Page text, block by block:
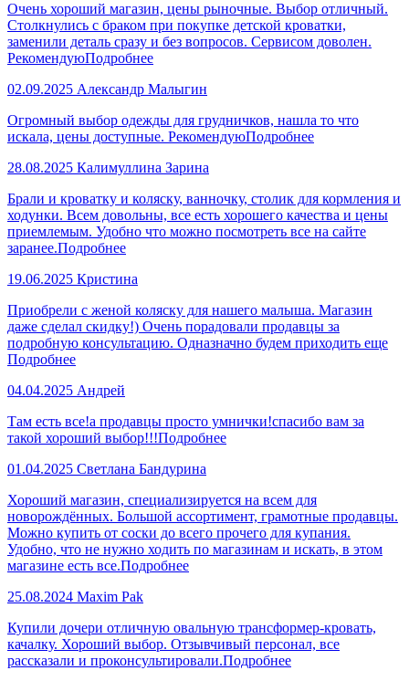
Очень хороший магазин, цены рыночные. Выбор отличный.
Столкнулись с браком при покупке детской кроватки,
заменили деталь сразу и без вопросов. Сервисом доволен.
РекомендуюПодробнее
02.09.2025 Александр Малыгин
Огромный выбор одежды для грудничков, нашла то что
искала, цены доступные. РекомендуюПодробнее
28.08.2025 Калимуллина Зарина
Брали и кроватку и коляску, ванночку, столик для кормления и
ходунки. Всем довольны, все есть хорошего качества и цены
приемлемым. Удобно что можно посмотреть все на сайте
заранее.Подробнее
19.06.2025 Кристина
Приобрели с женой коляску для нашего малыша. Магазин
даже сделал скидку!) Очень порадовали продавцы за
подробную консультацию. Одназначно будем приходить еще
Подробнее
04.04.2025 Андрей
Там есть все!а продавцы просто умнички!спасибо вам за
такой хороший выбор!!!Подробнее
01.04.2025 Светлана Бандурина
Хороший магазин, специализируется на всем для
новорождённых. Большой ассортимент, грамотные продавцы.
Можно купить от соски до всего прочего для купания.
Удобно, что не нужно ходить по магазинам и искать, в этом
магазине есть все.Подробнее
25.08.2024 Maxim Pak
Купили дочери отличную овальную трансформер-кровать,
качалку. Хороший выбор. Отзывчивый персонал, все
рассказали и проконсультировали.Подробнее